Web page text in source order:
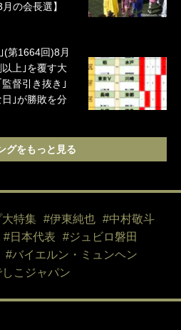
の会長選】
(第1664回)8月
上｣を覆す大
督引き抜き｣
日｣が勝敗を分
グをもっと見る
特集 #伊東純也
#中村敬斗
#日本代表
#ジュビロ磐田
#バイエルン・ミュンヘン
こジャパン